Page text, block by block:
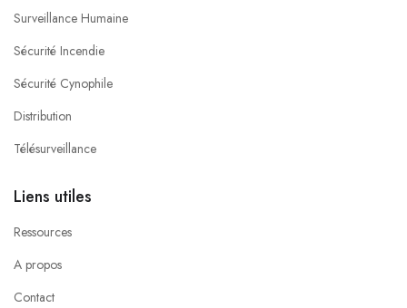
Surveillance Humaine
Sécurité Incendie
Sécurité Cynophile
Distribution
Télésurveillance
Liens utiles
Ressources
A propos
Contact